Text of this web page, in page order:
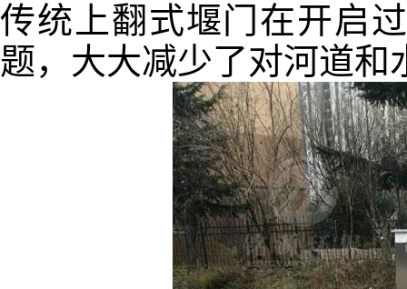
传统上翻式堰门在开启
题，大大减少了对河道和